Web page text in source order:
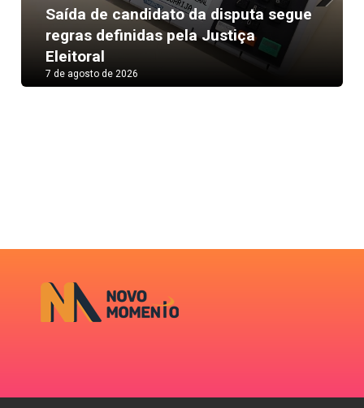
Saída de candidato da disputa segue
regras definidas pela Justiça
Eleitoral
7 de agosto de 2026